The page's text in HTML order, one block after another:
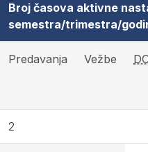
Broj časova aktivne
semestra/trimestra/
Predavanja Vežbe
2